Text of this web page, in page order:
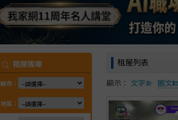
租屋搜尋
縣市：
地區：
我家網房屋租賃
租屋列表
顯示： 文字 圖文